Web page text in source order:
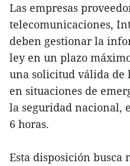
Las empresas
telecomunicaciones,
deben gestionar la
ley en un plazo
una solicitud válida de
en situaciones de
la seguridad nacional,
6 horas.
Esta disposición